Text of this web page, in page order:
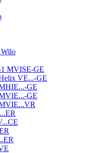
MVISE-GE
VE...-GE
GE
GE